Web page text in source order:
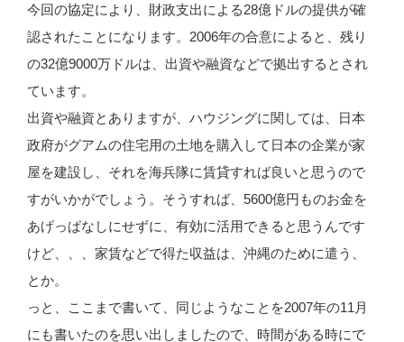
今回の協定により、財政支出による28億ドルの提供が確
認されたことになります。2006年の合意によると、残り
の32億9000万ドルは、出資や融資などで拠出するとされ
ています。
出資や融資とありますが、ハウジングに関しては、日本
政府がグアムの住宅用の土地を購入して日本の企業が家
屋を建設し、それを海兵隊に賃貸すれば良いと思うので
すがいかがでしょう。そうすれば、5600億円ものお金を
あげっぱなしにせずに、有効に活用できると思うんです
けど、、、家賃などで得た収益は、沖縄のために遣う、
とか。
っと、ここまで書いて、同じようなことを2007年の11月
にも書いたのを思い出しましたので、時間がある時にで